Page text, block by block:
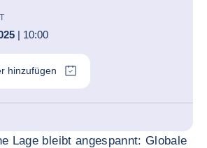
| 10:00
hinzufügen
Lage bleibt angespannt: Globale